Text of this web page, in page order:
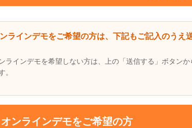
ラインデモをご希望の方は、下記もご記入のうえ
ラインデモを希望しない方は、上の「送信する」ボタン
。
オンラインデモをご希望の方